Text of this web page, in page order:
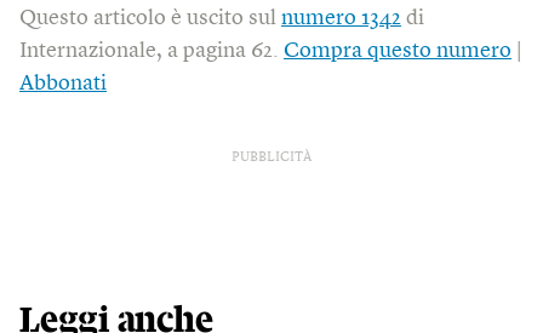
Questo articolo è uscito sul numero 1342 di
Internazionale, a pagina 62. Compra questo numero
Abbonati
PUBBLICITÀ
Leggi anche